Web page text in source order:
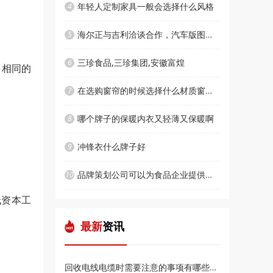
同的
本工
4 年轻人定制家具一般会选择什么风格
5 海尔正与吉利洽谈合作，汽车版图将再次扩张
6 三珍食品,三珍集团,安徽富煌
7 在选购窗帘的时候选择什么材质窗帘比较好呢
8 哪个牌子的保暖内衣又轻薄又保暖啊
9 冲锋衣什么牌子好
10 品牌策划公司可以为食品企业提供哪些设计
最新资讯
回收电线电缆时需要注意的事项有哪些？漳州友合再生资源小编告诉你